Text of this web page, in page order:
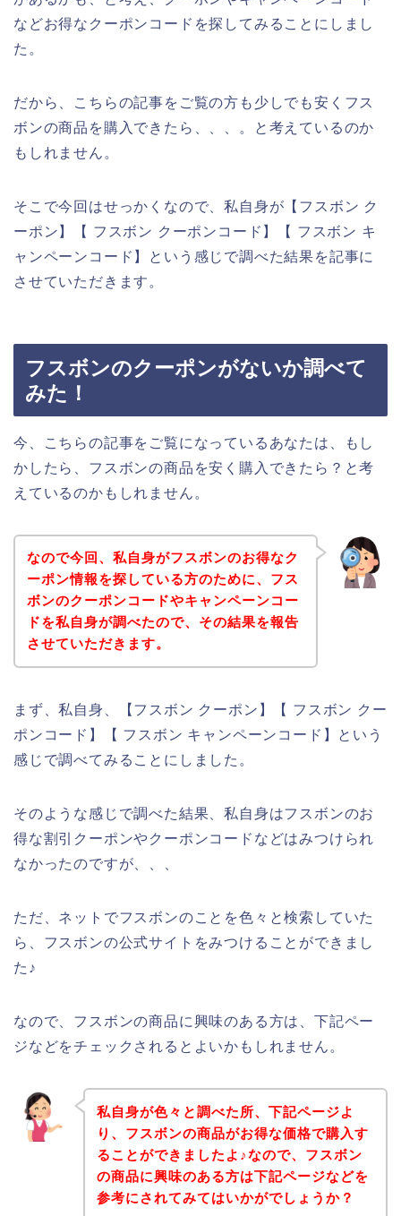
などお得なクーポンコードを探してみることにしまし
た。
だから、こちらの記事をご覧の方も少しでも安くフス
ボンの商品を購入できたら、、、。と考えているのか
もしれません。
そこで今回はせっかくなので、私自身が【フスボン ク
ーポン】【 フスボン クーポンコード】【 フスボン キ
ャンペーンコード】という感じで調べた結果を記事に
させていただきます。
フスボンのクーポンがないか調べて
みた！
今、こちらの記事をご覧になっているあなたは、もし
かしたら、フスボンの商品を安く購入できたら？と考
えているのかもしれません。
なので今回、私自身がフスボンのお得なク
ーポン情報を探している方のために、フス
ボンのクーポンコードやキャンペーンコー
ドを私自身が調べたので、その結果を報告
させていただきます。
まず、私自身、【フスボン クーポン】【 フスボン クー
ポンコード】【 フスボン キャンペーンコード】という
感じで調べてみることにしました。
そのような感じで調べた結果、私自身はフスボンのお
得な割引クーポンやクーポンコードなどはみつけられ
なかったのですが、、、
ただ、ネットでフスボンのことを色々と検索していた
ら、フスボンの公式サイトをみつけることができまし
た♪
なので、フスボンの商品に興味のある方は、下記ペー
ジなどをチェックされるとよいかもしれません。
私自身が色々と調べた所、下記ページよ
り、フスボンの商品がお得な価格で購入す
ることができましたよ♪なので、フスボン
の商品に興味のある方は下記ページなどを
参考にされてみてはいかがでしょうか？